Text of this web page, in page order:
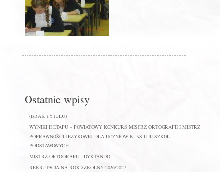
Ostatnie wpisy
(BRAK TYTUŁU)
WYNIKI II ETAPU – POWIATOWY KONKURS MISTRZ ORTOGRAFII I MISTRZ
POPRAWNOŚCI JĘZYKOWEJ DLA UCZNIÓW KLAS II-III SZKÓŁ
PODSTAWOWYCH
MISTRZ ORTOGRAFII – DYKTANDO
REKRUTACJA NA ROK SZKOLNY 2026/2027